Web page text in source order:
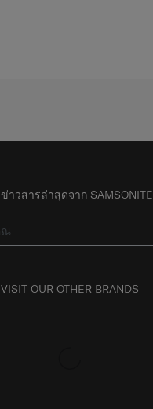
าวสารล่าสุดจาก SAMSONITE
VISIT OUR OTHER BRANDS